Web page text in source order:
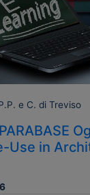
e C. di Treviso
Use in